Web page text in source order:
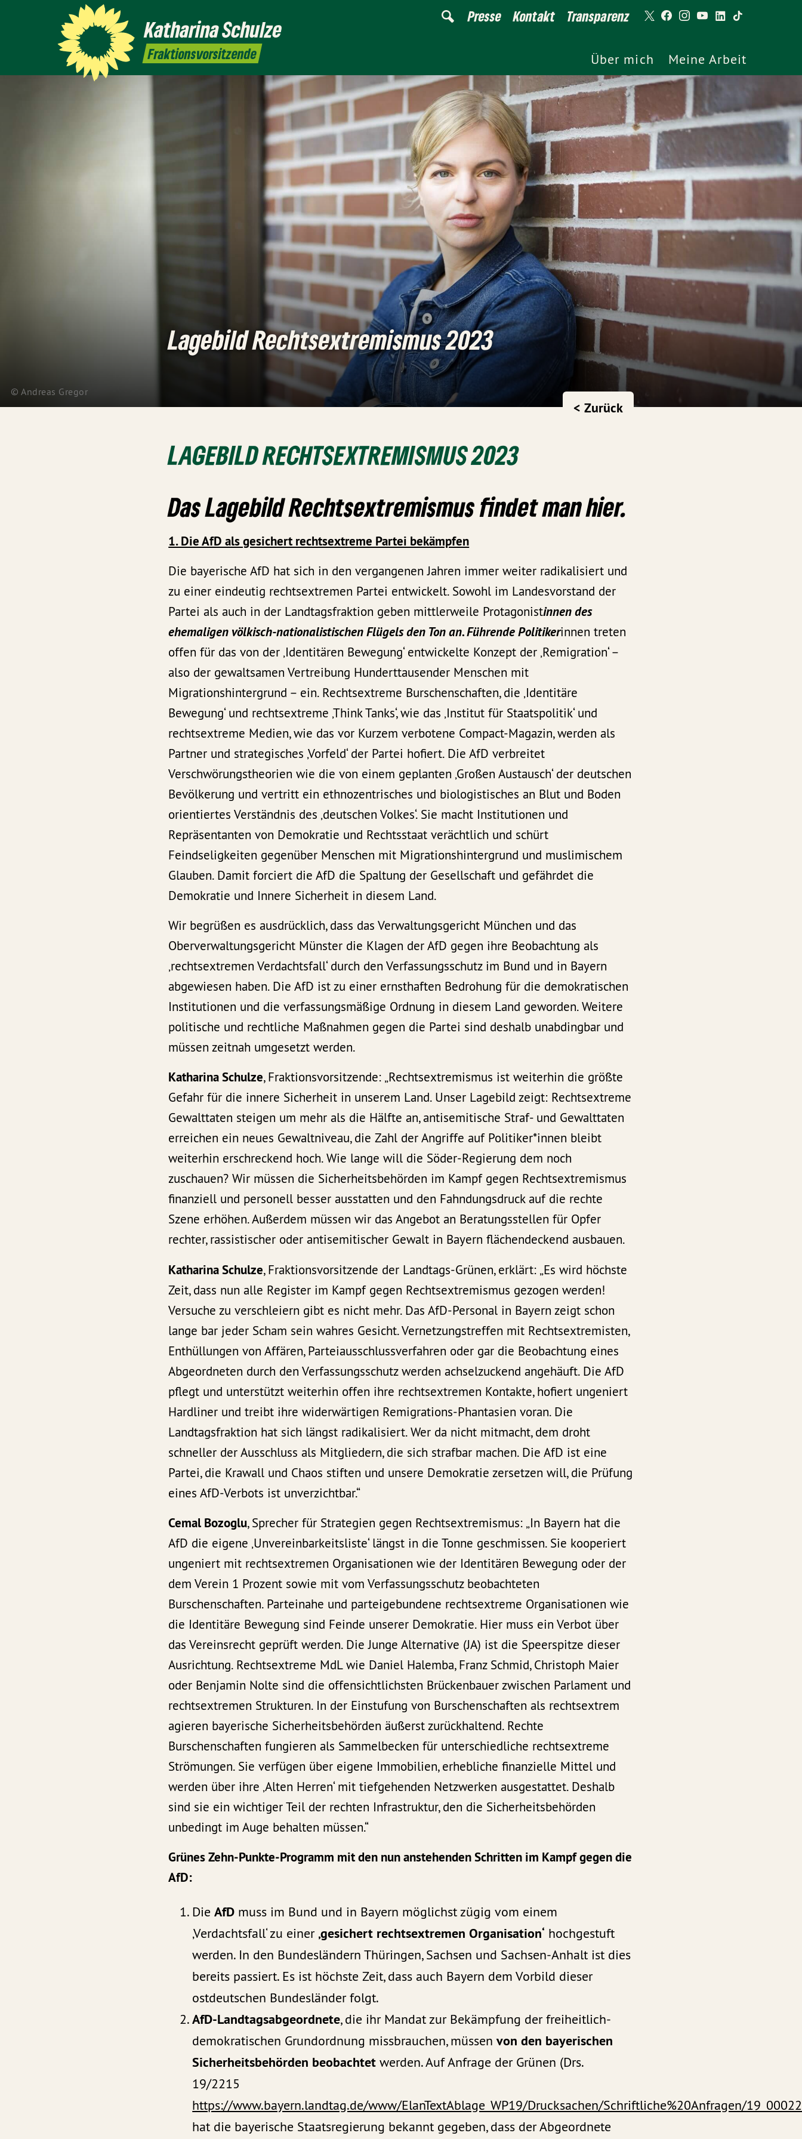
KatharinaSchulze
Fraktionsvorsitzende
Presse Kontakt Transparenz
Über mich Meine Arbeit
© Andreas Gregor
Lagebild Rechtsextremismus 2023
< Zurück
LAGEBILD RECHTSEXTREMISMUS 2023
Das Lagebild Rechtsextremismus findet manhier.
1. Die AfD als gesichert rechtsextreme Partei bekämpfen
Die bayerische AfD hat sich in den vergangenen Jahren immer weiter radikalisiert und
zu einer eindeutig rechtsextremen Partei entwickelt. Sowohl im Landesvorstand der
Partei als auch in der Landtagsfraktion geben mittlerweile Protagonistinnen des
ehemaligen völkisch-nationalistischen Flügels den Ton an. Führende Politikerinnen treten
offen für das von der ‚Identitären Bewegung‘ entwickelte Konzept der ‚Remigration‘ –
also der gewaltsamen Vertreibung Hunderttausender Menschen mit
Migrationshintergrund – ein. Rechtsextreme Burschenschaften, die ‚Identitäre
Bewegung‘ und rechtsextreme ‚Think Tanks‘, wie das ‚Institut für Staatspolitik‘ und
rechtsextreme Medien, wie das vor Kurzem verbotene Compact-Magazin, werden als
Partner und strategisches ‚Vorfeld‘ der Partei hofiert. Die AfD verbreitet
Verschwörungstheorien wie die von einem geplanten ‚Großen Austausch‘ der deutschen
Bevölkerung und vertritt ein ethnozentrisches und biologistisches an Blut und Boden
orientiertes Verständnis des ‚deutschen Volkes‘. Sie macht Institutionen und
Repräsentanten von Demokratie und Rechtsstaat verächtlich und schürt
Feindseligkeiten gegenüber Menschen mit Migrationshintergrund und muslimischem
Glauben. Damit forciert die AfD die Spaltung der Gesellschaft und gefährdet die
Demokratie und Innere Sicherheit in diesem Land.
Wir begrüßen es ausdrücklich, dass das Verwaltungsgericht München und das
Oberverwaltungsgericht Münster die Klagen der AfD gegen ihre Beobachtung als
‚rechtsextremen Verdachtsfall‘ durch den Verfassungsschutz im Bund und in Bayern
abgewiesen haben. Die AfD ist zu einer ernsthaften Bedrohung für die demokratischen
Institutionen und die verfassungsmäßige Ordnung in diesem Land geworden. Weitere
politische und rechtliche Maßnahmen gegen die Partei sind deshalb unabdingbar und
müssen zeitnah umgesetzt werden.
Katharina Schulze, Fraktionsvorsitzende: „Rechtsextremismus ist weiterhin die größte
Gefahr für die innere Sicherheit in unserem Land. Unser Lagebild zeigt: Rechtsextreme
Gewalttaten steigen um mehr als die Hälfte an, antisemitische Straf- und Gewalttaten
erreichen ein neues Gewaltniveau, die Zahl der Angriffe auf Politiker*innen bleibt
weiterhin erschreckend hoch. Wie lange will die Söder-Regierung dem noch
zuschauen? Wir müssen die Sicherheitsbehörden im Kampf gegen Rechtsextremismus
finanziell und personell besser ausstatten und den Fahndungsdruck auf die rechte
Szene erhöhen. Außerdem müssen wir das Angebot an Beratungsstellen für Opfer
rechter, rassistischer oder antisemitischer Gewalt in Bayern flächendeckend ausbauen.
Katharina Schulze, Fraktionsvorsitzende der Landtags-Grünen, erklärt: „Es wird höchste
Zeit, dass nun alle Register im Kampf gegen Rechtsextremismus gezogen werden!
Versuche zu verschleiern gibt es nicht mehr. Das AfD-Personal in Bayern zeigt schon
lange bar jeder Scham sein wahres Gesicht. Vernetzungstreffen mit Rechtsextremisten,
Enthüllungen von Affären, Parteiausschlussverfahren oder gar die Beobachtung eines
Abgeordneten durch den Verfassungsschutz werden achselzuckend angehäuft. Die AfD
pflegt und unterstützt weiterhin offen ihre rechtsextremen Kontakte, hofiert ungeniert
Hardliner und treibt ihre widerwärtigen Remigrations-Phantasien voran. Die
Landtagsfraktion hat sich längst radikalisiert. Wer da nicht mitmacht, dem droht
schneller der Ausschluss als Mitgliedern, die sich strafbar machen. Die AfD ist eine
Partei, die Krawall und Chaos stiften und unsere Demokratie zersetzen will, die Prüfung
eines AfD-Verbots ist unverzichtbar.“
Cemal Bozoglu, Sprecher für Strategien gegen Rechtsextremismus: „In Bayern hat die
AfD die eigene ‚Unvereinbarkeitsliste‘ längst in die Tonne geschmissen. Sie kooperiert
ungeniert mit rechtsextremen Organisationen wie der Identitären Bewegung oder der
dem Verein 1 Prozent sowie mit vom Verfassungsschutz beobachteten
Burschenschaften. Parteinahe und parteigebundene rechtsextreme Organisationen wie
die Identitäre Bewegung sind Feinde unserer Demokratie. Hier muss ein Verbot über
das Vereinsrecht geprüft werden. Die Junge Alternative (JA) ist die Speerspitze dieser
Ausrichtung. Rechtsextreme MdL wie Daniel Halemba, Franz Schmid, Christoph Maier
oder Benjamin Nolte sind die offensichtlichsten Brückenbauer zwischen Parlament und
rechtsextremen Strukturen. In der Einstufung von Burschenschaften als rechtsextrem
agieren bayerische Sicherheitsbehörden äußerst zurückhaltend. Rechte
Burschenschaften fungieren als Sammelbecken für unterschiedliche rechtsextreme
Strömungen. Sie verfügen über eigene Immobilien, erhebliche finanzielle Mittel und
werden über ihre ‚Alten Herren‘ mit tiefgehenden Netzwerken ausgestattet. Deshalb
sind sie ein wichtiger Teil der rechten Infrastruktur, den die Sicherheitsbehörden
unbedingt im Auge behalten müssen.“
Grünes Zehn-Punkte-Programm mit den nun anstehenden Schritten im Kampf gegen die
AfD:
DieAfD muss im Bund und in Bayern möglichst zügig vom einem
‚Verdachtsfall‘ zu einer ‚gesichert rechtsextremen Organisation‘ hochgestuft
werden. In den Bundesländern Thüringen, Sachsen und Sachsen-Anhalt ist dies
bereits passiert. Es ist höchste Zeit, dass auch Bayern dem Vorbild dieser
ostdeutschen Bundesländer folgt.
AfD-Landtagsabgeordnete, die ihr Mandat zur Bekämpfung der freiheitlich-
demokratischen Grundordnung missbrauchen, müssenvon den bayerischen
Sicherheitsbehörden beobachtet werden. Auf Anfrage der Grünen (Drs.
19/2215
https://www.bayern.landtag.de/www/ElanTextAblage_WP19/Drucksachen/Schriftliche%20Anfragen/
hat die bayerische Staatsregierung bekannt gegeben, dass der Abgeordnete